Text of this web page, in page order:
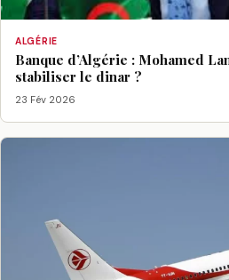
ALGÉRIE
Banque d’Algérie : Mohamed
stabiliser le dinar ?
23 Fév 2026